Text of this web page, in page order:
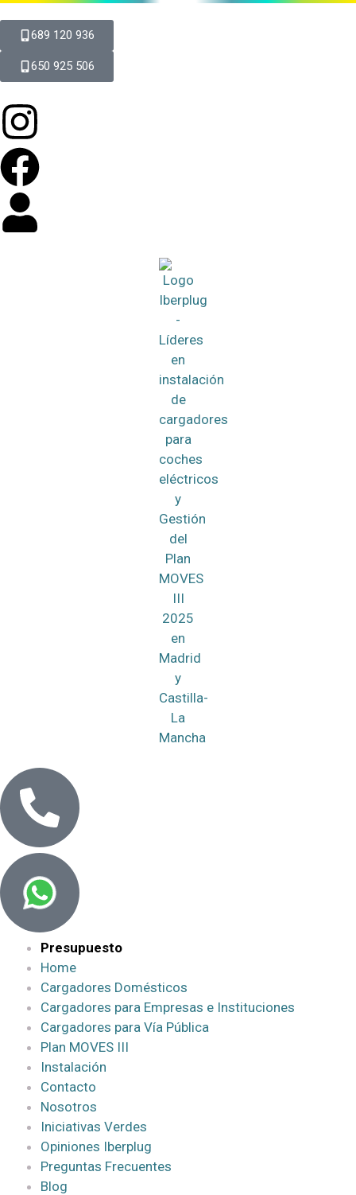
689 120 936
650 925 506
Presupuesto
Home
Cargadores Domésticos
Cargadores para Empresas e Instituciones
Cargadores para Vía Pública
Plan MOVES III
Instalación
Contacto
Nosotros
Iniciativas Verdes
Opiniones Iberplug
Preguntas Frecuentes
Blog